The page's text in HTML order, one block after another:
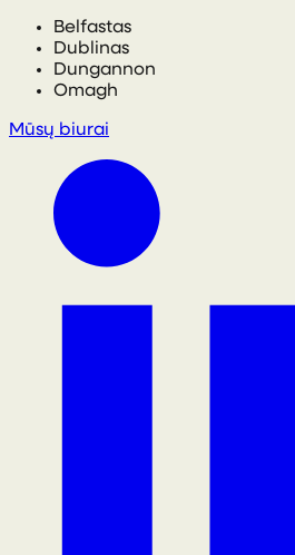
Belfastas
Dublinas
Dungannon
Omagh
Mūsų biurai